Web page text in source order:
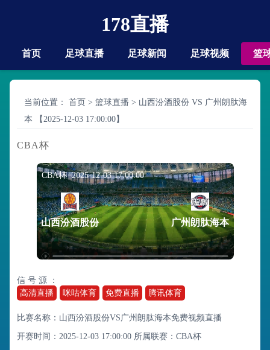
178直播
首页 足球直播 足球新闻 足球视频 篮
当前位置： 首页 > 篮球直播 > 山西汾酒股份 VS 广州朗肽海
本 【2025-12-03 17:00:00】
CBA杯
CBA杯 2025-12-03 17:00:00
山西汾酒股份 广州朗肽海本
信 号 源 ：
高清直播
咪咕体育 免费直播 腾讯体育
比赛名称：山西汾酒股份VS广州朗肽海本免费视频直播
开赛时间：2025-12-03 17:00:00 所属联赛： CBA杯